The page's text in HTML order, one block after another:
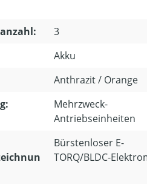
3
Akku
Anthrazit / Orange
Mehrzweck-
Antriebseinheiten
Bürstenloser E-
TORQ/BLDC-